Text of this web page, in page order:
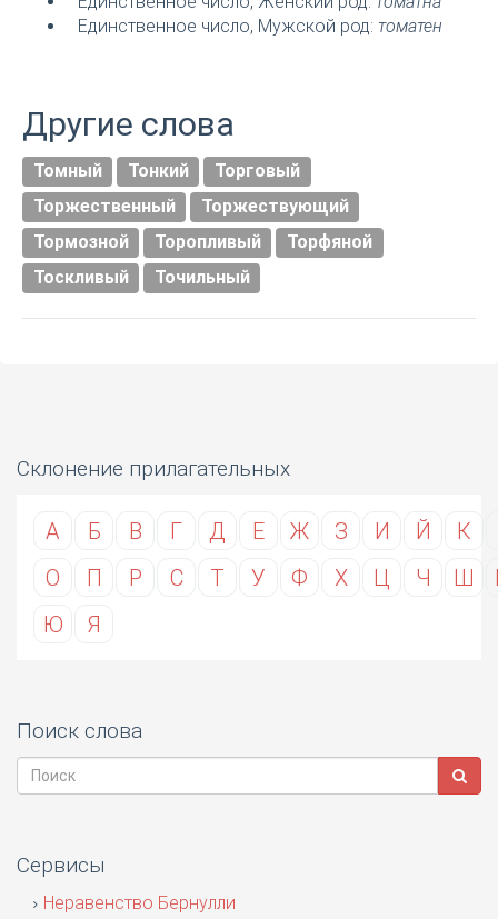
Единственное число, Мужской род: томатен
Другие слова
Томный Тонкий
Торговый
Торжественный
Торжествующий
Тормозной
Торопливый
Торфяной
Тоскливый
Точильный
Склонение прилагательных
А Б В Г Д Е Ж З И Й К
О
П Р С Т У Ф Х Ц Ч Ш
Ю
Я
Поиск слова
Сервисы
Неравенство Бернулли